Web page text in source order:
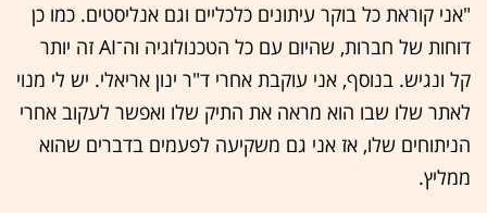
"אני קוראת כל בוקר עיתונים כלכליים וגם אנליסטים. כמו כן
דוחות של חברות, שהיום עם כל הטכנולוגיה וה־AI זה יותר
קל ונגיש. בנוסף, אני עוקבת אחרי ד"ר ינון אריאלי. יש לי מנוי
לאתר שלו שבו הוא מראה את התיק שלו ואפשר לעקוב אחרי
הניתוחים שלו, אז אני גם משקיעה לפעמים בדברים שהוא
ממליץ.